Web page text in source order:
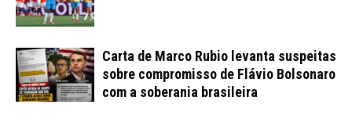
Carta de Marco Rubio levanta suspeitas
sobre compromisso de Flávio Bolsonaro
com a soberania brasileira